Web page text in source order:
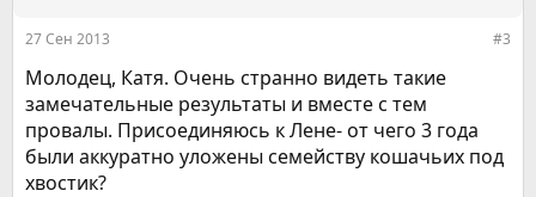
27 Сен 2013 #3
Молодец, Катя. Очень странно видеть такие
замечательные результаты и вместе с тем
провалы. Присоединяюсь к Лене- от чего 3 года
были аккуратно уложены семейству кошачьих под
хвостик?